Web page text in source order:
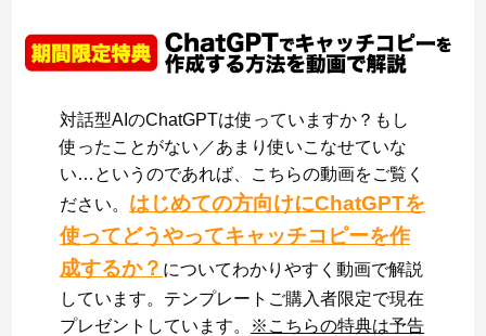
対話型AIのChatGPTは使っていますか？もし
使ったことがない／あまり使いこなせていな
い…というのであれば、こちらの動画をご覧く
ださい。 はじめての方向けにChatGPTを
使ってどうやってキャッチコピーを作
成するか？ についてわかりやすく動画で解説
しています。テンプレートご購入者限定で現在
プレゼントしています。
※こちらの特典は予告